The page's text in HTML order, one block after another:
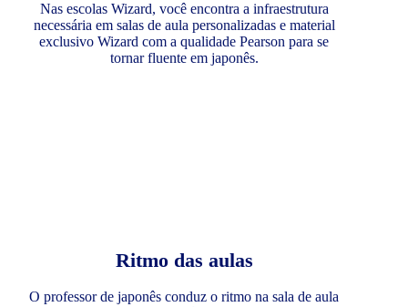
Nas escolas Wizard, você encontra a infraestrutura
necessária em salas de aula personalizadas e material
exclusivo Wizard com a qualidade Pearson para se
tornar fluente em japonês.
Ritmo das aulas
O professor de japonês conduz o ritmo na sala de aula